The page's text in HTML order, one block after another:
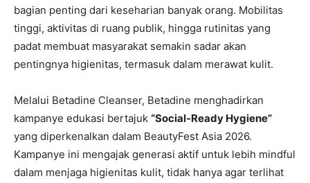
bagian penting dari keseharian banyak orang. Mobilitas
tinggi, aktivitas di ruang publik, hingga rutinitas yang
padat membuat masyarakat semakin sadar akan
pentingnya higienitas, termasuk dalam merawat kulit.
Melalui Betadine Cleanser, Betadine menghadirkan
kampanye edukasi bertajuk “Social-Ready Hygiene”
yang diperkenalkan dalam BeautyFest Asia 2026.
Kampanye ini mengajak generasi aktif untuk lebih mindful
dalam menjaga higienitas kulit, tidak hanya agar terlihat